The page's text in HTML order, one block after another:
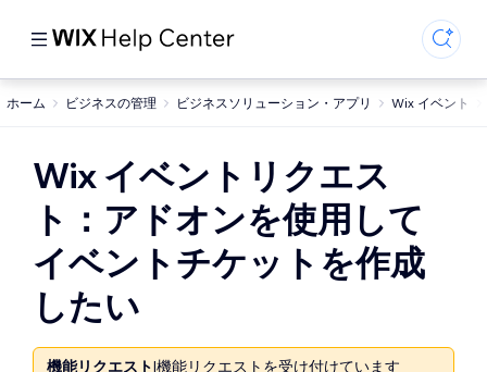
ホーム ビジネスの管理 ビジネスソリューション・アプリ Wix イベント
Wix イベントリクエス
ト：アドオンを使用して
イベントチケットを作成
したい
機能リクエスト|機能リクエストを受け付けています